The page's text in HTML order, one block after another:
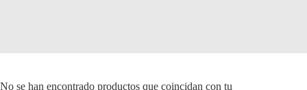
No se han encontrado productos que coincidan con tu